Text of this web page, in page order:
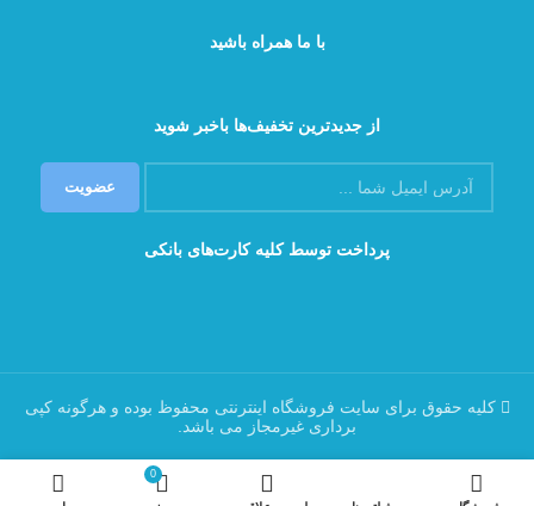
با ما همراه باشید
از جدیدترین تخفیف‌ها باخبر شوید
پرداخت توسط کلیه کارت‌های بانکی
کلیه حقوق برای سایت فروشگاه اینترنتی محفوظ بوده و هرگونه کپی
برداری غیرمجاز می باشد.
0